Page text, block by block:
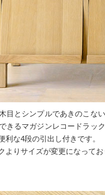
目とシンプルであきのこな
きるマガジンレコードラッ
利な4段の引出し付きです。
よりサイズが変更になって